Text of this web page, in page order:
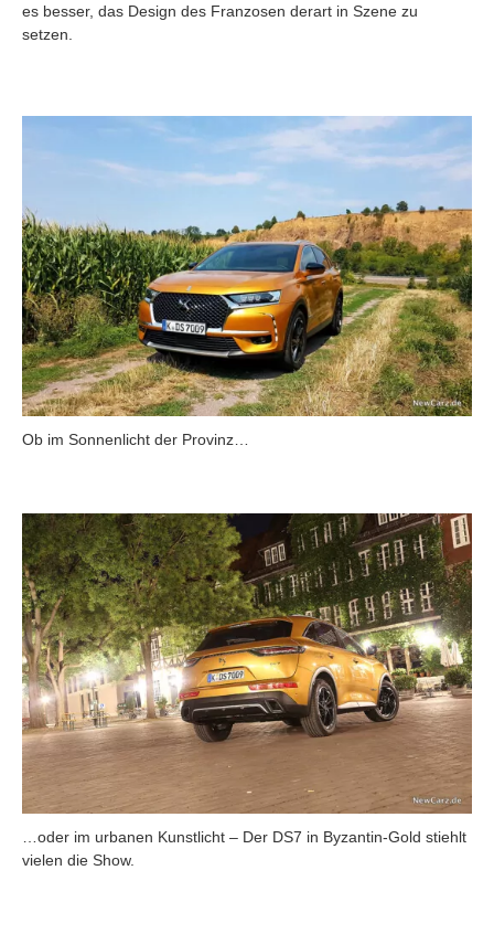
es besser, das Design des Franzosen derart in Szene zu
setzen.
Ob im Sonnenlicht der Provinz…
…oder im urbanen Kunstlicht – Der DS7 in Byzantin-Gold stiehlt
vielen die Show.